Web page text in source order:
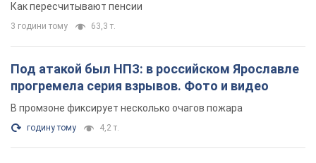
сбили более 1800 российских БПЛА – Генштаб
Численность путинской армии сокращается
3 години тому 16,5 т.